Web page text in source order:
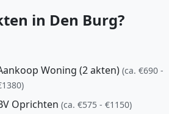
in Den Burg?
Woning (2 akten) (ca. €690 -
Oprichten (ca. €575 - €1150)